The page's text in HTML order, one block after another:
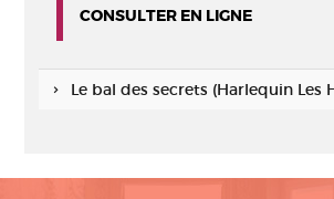
CONSULTER EN LIGNE
Le bal des secrets (Harlequin Les